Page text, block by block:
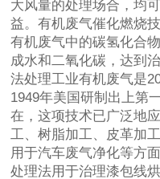
大风量的处理场合，均
益。有机废气催化燃烧
有机废气中的碳氢化合
成水和二氧化碳，达到
法处理工业有机废气是
1949年美国研制出上第
在，这项技术已广泛地
工、树脂加工、皮革加
用于汽车废气净化等方
处理法用于治理漆包线